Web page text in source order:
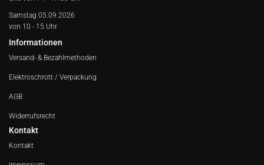
Samstag 05.09.2026
von 10 - 15 Uhr
Informationen
Versand- & Bezahlmethoden
Elektroschrott / Verpackung
AGB
Widerrufsrecht
Kontakt
Kontakt